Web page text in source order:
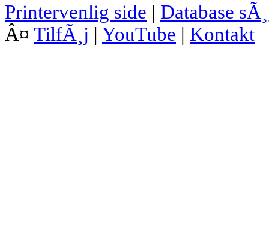
Printervenlig side | Database
Â¤ TilfÃ¸j | YouTube | Kontakt